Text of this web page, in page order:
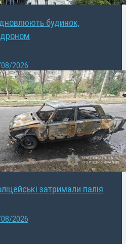
будинок,
2026
затримали палія
2026